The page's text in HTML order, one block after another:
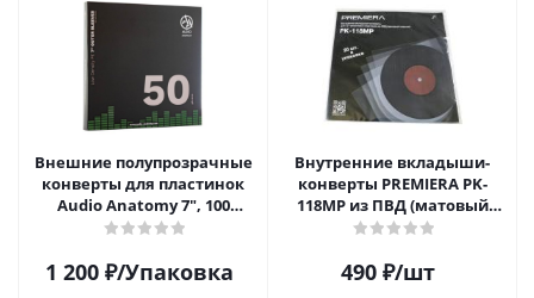
Внешние полупрозрачные
конверты для пластинок
Audio Anatomy 7", 100
микрон, полиэтилен (50 шт)
1 200₽/Упаковка
Внутренние вкладыши-
конверты PREMIERA PK-
118MP из ПВД (матовый
пластик) для 12" виниловых
490 ₽/шт